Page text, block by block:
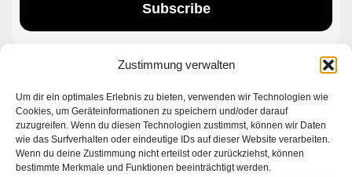
Zustimmung verwalten
Um dir ein optimales Erlebnis zu bieten, verwenden wir Technologien wie
Cookies, um Geräteinformationen zu speichern und/oder darauf
zuzugreifen. Wenn du diesen Technologien zustimmst, können wir Daten
wie das Surfverhalten oder eindeutige IDs auf dieser Website verarbeiten.
Wenn du deine Zustimmung nicht erteilst oder zurückziehst, können
bestimmte Merkmale und Funktionen beeinträchtigt werden.
Subscribe
Ettlinger Straße 59, 76137 Karlsruhe, Germany
+49 721 668004230